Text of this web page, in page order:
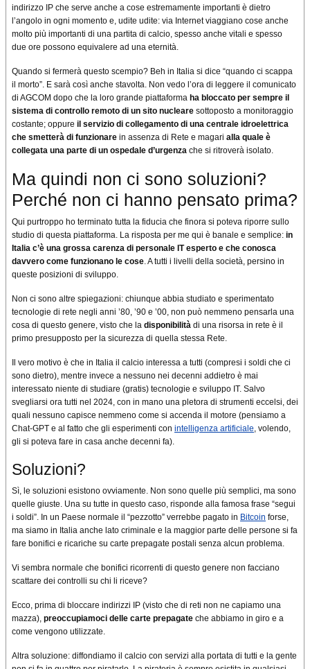
indirizzo IP che serve anche a cose estremamente importanti è dietro
l’angolo in ogni momento e, udite udite: via Internet viaggiano cose anche
molto più importanti di una partita di calcio, spesso anche vitali e spesso
due ore possono equivalere ad una eternità.
Quando si fermerà questo scempio? Beh in Italia si dice “quando ci scappa
il morto”. E sarà così anche stavolta. Non vedo l’ora di leggere il comunicato
di AGCOM dopo che la loro grande piattaforma ha bloccato per sempre il
sistema di controllo remoto di un sito nucleare sottoposto a monitoraggio
costante; oppure il servizio di collegamento di una centrale idroelettrica
che smetterà di funzionare in assenza di Rete e magari alla quale è
collegata una parte di un ospedale d’urgenza che si ritroverà isolato.
Ma quindi non ci sono soluzioni?
Perché non ci hanno pensato prima?
Qui purtroppo ho terminato tutta la fiducia che finora si poteva riporre sullo
studio di questa piattaforma. La risposta per me qui è banale e semplice: in
Italia c’è una grossa carenza di personale IT esperto e che conosca
davvero come funzionano le cose . A tutti i livelli della società, persino in
queste posizioni di sviluppo.
Non ci sono altre spiegazioni: chiunque abbia studiato e sperimentato
tecnologie di rete negli anni ’80, ’90 e ’00, non può nemmeno pensarla una
cosa di questo genere, visto che la disponibilità di una risorsa in rete è il
primo presupposto per la sicurezza di quella stessa Rete.
Il vero motivo è che in Italia il calcio interessa a tutti (compresi i soldi che ci
sono dietro), mentre invece a nessuno nei decenni addietro è mai
interessato niente di studiare (gratis) tecnologie e sviluppo IT. Salvo
svegliarsi ora tutti nel 2024, con in mano una pletora di strumenti eccelsi, dei
quali nessuno capisce nemmeno come si accenda il motore (pensiamo a
Chat-GPT e al fatto che gli esperimenti con intelligenza artificiale , volendo,
gli si poteva fare in casa anche decenni fa).
Soluzioni?
Sì, le soluzioni esistono ovviamente. Non sono quelle più semplici, ma sono
quelle giuste. Una su tutte in questo caso, risponde alla famosa frase “segui
i soldi”. In un Paese normale il “pezzotto” verrebbe pagato in Bitcoin forse,
ma siamo in Italia anche lato criminale e la maggior parte delle persone si fa
fare bonifici e ricariche su carte prepagate postali senza alcun problema.
Vi sembra normale che bonifici ricorrenti di questo genere non facciano
scattare dei controlli su chi li riceve?
Ecco, prima di bloccare indirizzi IP (visto che di reti non ne capiamo una
mazza), preoccupiamoci delle carte prepagate che abbiamo in giro e a
come vengono utilizzate.
Altra soluzione: diffondiamo il calcio con servizi alla portata di tutti e la gente